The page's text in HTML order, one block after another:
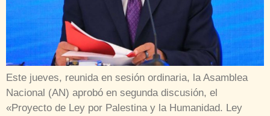
Este jueves, reunida en sesión ordinaria, la Asamblea
Nacional (AN) aprobó en segunda discusión, el
«Proyecto de Ley por Palestina y la Humanidad. Ley